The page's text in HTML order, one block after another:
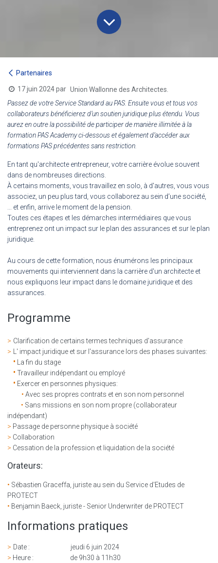
Partenaires
17 juin 2024par Union Wallonne des Architectes.
Passez de votre Service Standard au PAS. Ensuite vous et tous vos
collaborateurs bénéficierez d’un soutien juridique plus étendu. Vous
aurez en outre la possibilité de participer de manière illimitée à la
formation PAS Academy ci-dessous et également d’accéder aux
formations PAS précédentes sans restriction.
En tant qu'architecte entrepreneur, votre carrière évolue souvent
dans de nombreuses directions.
À certains moments, vous travaillez en solo, à d'autres, vous vous
associez, un peu plus tard, vous collaborez au sein d’une société,
... et enfin, arrive le moment de la pension.
Toutes ces étapes et les démarches intermédiaires que vous
entreprenez ont un impact sur le plan des assurances et sur le plan
juridique.
Au cours de cette formation, nous énumérons les principaux
mouvements qui interviennent dans la carrière d'un architecte et
nous expliquons leur impact dans le domaine juridique et des
assurances.
Programme
> Clarification de certains termes techniques d'assurance
>
L' impact juridique et sur l'assurance lors des phases suivantes:
• La fin du stage
• Travailleur indépendant ou employé
• Exercer en personnes physiques:
• Avec ses propres contrats et en son nom personnel
• Sans missions en son nom propre (collaborateur
indépendant)
> Passage de personne physique à société
> Collaboration
> Cessation de la profession et liquidation de la société
Orateurs:
• Sébastien Graceffa, juriste au sein du Service d'Etudes de
PROTECT
• Benjamin Baeck, juriste - Senior Underwriter de PROTECT
Informations pratiques
> Date : jeudi 6 juin 2024
> Heure : de 9h30 à 11h30